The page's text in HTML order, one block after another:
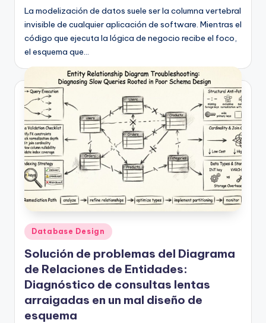
La modelización de datos suele ser la columna vertebral
invisible de cualquier aplicación de software. Mientras el
código que ejecuta la lógica de negocio recibe el foco,
el esquema que…
Publicado
en
Database Design
Solución de problemas del Diagrama
de Relaciones de Entidades:
Diagnóstico de consultas lentas
arraigadas en un mal diseño de
esquema